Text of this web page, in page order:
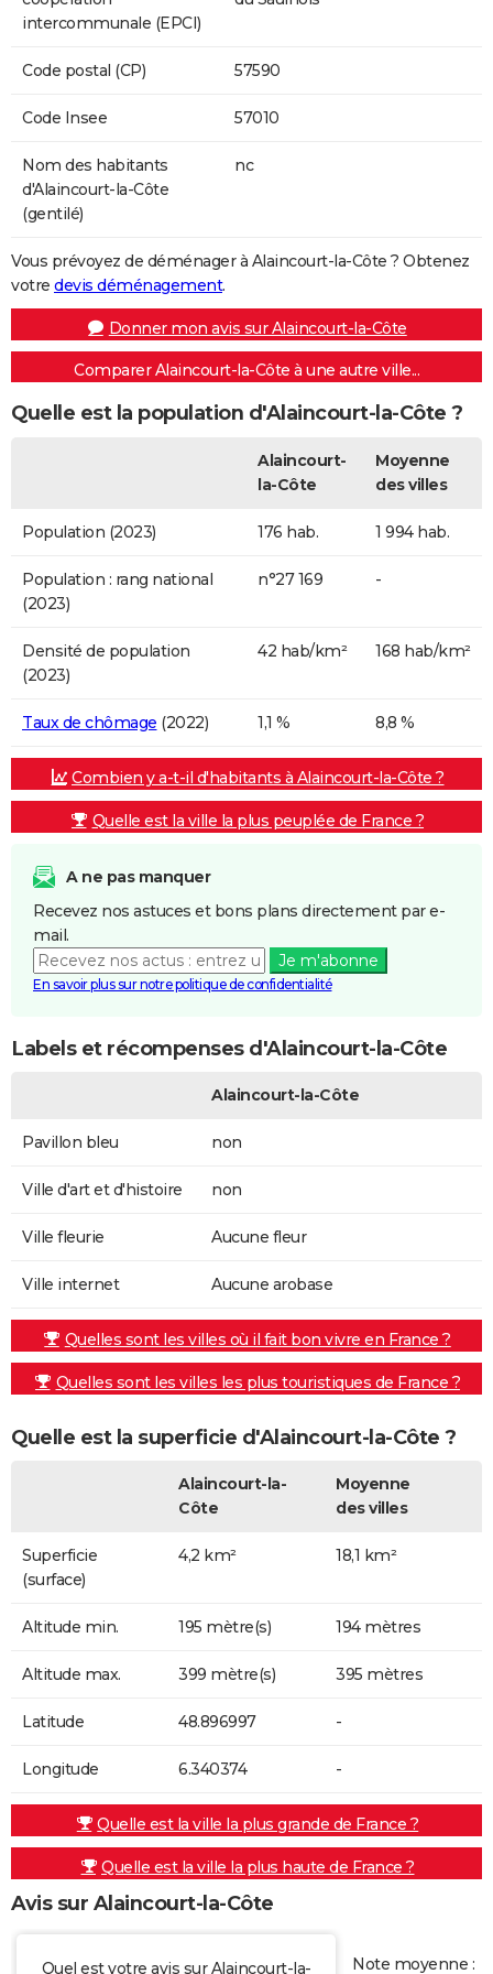
intercommunale (EPCI)
Code postal (CP) 57590
Code Insee 57010
Nom des habitants
d'Alaincourt-la-Côte
(gentilé)
nc
Vous prévoyez de déménager à Alaincourt-la-Côte ? Obtenez
votre devis déménagement.
Donner mon avis sur Alaincourt-la-Côte
Comparer Alaincourt-la-Côte à une autre ville...
Quelle est la population d'Alaincourt-la-Côte ?
Alaincourt-
la-Côte
Moyenne
des villes
Population (2023) 176 hab. 1 994 hab.
Population : rang national
(2023)
n°27 169 -
Densité de population
(2023)
42 hab/km² 168 hab/km²
Taux de chômage (2022) 1,1 % 8,8 %
Combien y a-t-il d'habitants à Alaincourt-la-Côte ?
Quelle est la ville la plus peuplée de France ?
A ne pas manquer
Recevez nos astuces et bons plans directement par e-
mail.
Je m'abonne
En savoir plus sur notre politique de confidentialité
Labels et récompenses d'Alaincourt-la-Côte
Alaincourt-la-Côte
Pavillon bleu non
Ville d'art et d'histoire non
Ville fleurie Aucune fleur
Ville internet Aucune arobase
Quelles sont les villes où il fait bon vivre en France ?
Quelles sont les villes les plus touristiques de France ?
Quelle est la superficie d'Alaincourt-la-Côte ?
Alaincourt-la-
Côte
Moyenne
des villes
Superficie
(surface)
4,2 km² 18,1 km²
Altitude min. 195 mètre(s) 194 mètres
Altitude max. 399 mètre(s) 395 mètres
Latitude 48.896997 -
Longitude 6.340374 -
Quelle est la ville la plus grande de France ?
Quelle est la ville la plus haute de France ?
Avis sur Alaincourt-la-Côte
Quel est votre avis sur Alaincourt-la- Note moyenne :